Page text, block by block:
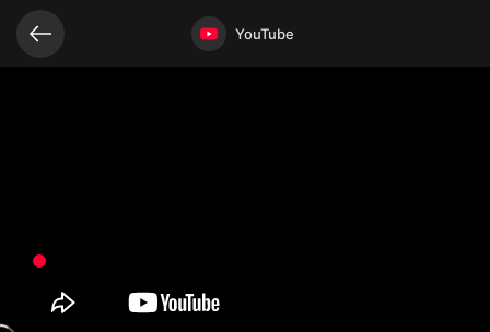
Video opened YouTube
Related videos